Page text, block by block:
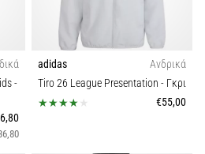
-
adidas
Ανδρικά
Tiro 26 League Presentation - Γκρι
€55,00